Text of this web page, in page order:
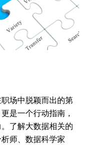
场中脱颖而出的第
是一个行动指南，
了解大数据相关的
师、数据科学家